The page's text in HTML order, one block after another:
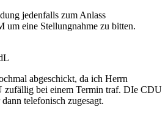
jedenfalls zum Anlass
um eine Stellungnahme zu bitten.
abgeschickt, da ich Herrn
zufällig bei einem Termin traf. DIe CDU
telefonisch zugesagt.